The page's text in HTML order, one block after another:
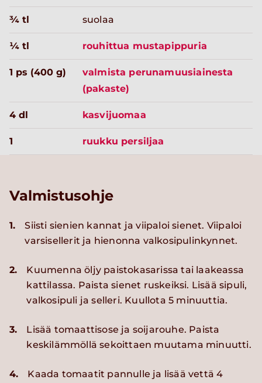
¾ tl suolaa
¼ tl rouhittua mustapippuria
1 ps (400 g)
valmista perunamuusiainesta
(pakaste)
4 dl kasvijuomaa
1 ruukku persiljaa
Valmistusohje
1.
Siisti sienien kannat ja viipaloi sienet. Viipaloi
varsisellerit ja hienonna valkosipulinkynnet.
2.
Kuumenna öljy paistokasarissa tai laakeassa
kattilassa. Paista sienet ruskeiksi. Lisää sipuli,
valkosipuli ja selleri. Kuullota 5 minuuttia.
3.
Lisää tomaattisose ja soijarouhe. Paista
keskilämmöllä sekoittaen muutama minuutti.
4.
Kaada tomaatit pannulle ja lisää vettä 4